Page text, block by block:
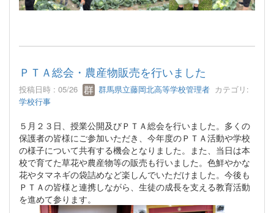
ＰＴＡ総会・農産物販売を行いました
投稿日時 : 05/26 群馬県立藤岡北高等学校管理者 カテゴリ:
学校行事
５月２３日、授業公開及びＰＴＡ総会を行いました。多くの
保護者の皆様にご参加いただき、今年度のＰＴＡ活動や学校
の様子について共有する機会となりました。また、当日は本
校で育てた草花や農産物等の販売も行いました。色鮮やかな
花やタマネギの袋詰めなど楽しんでいただけました。今後も
ＰＴＡの皆様と連携しながら、生徒の成長を支える教育活動
を進めて参ります。